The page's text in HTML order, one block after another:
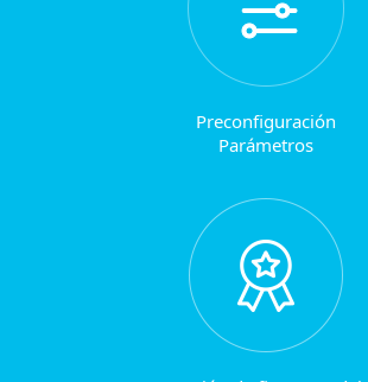
Preconfiguración
Parámetros